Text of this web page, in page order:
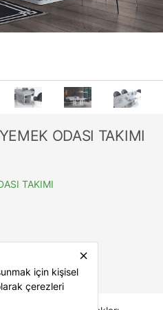
ODASI TAKIMI
TAKIMI
close
için kişisel
çerezleri